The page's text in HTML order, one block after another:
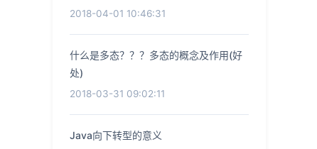
2018-04-01 10:46:31
什么是多态？？？多态的概念及作用(好
处)
2018-03-31 09:02:11
Java向下转型的意义